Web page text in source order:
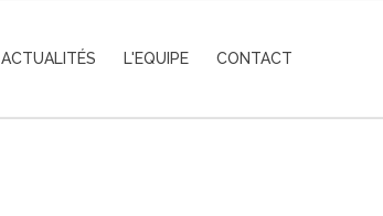
ACTUALITÉS L'EQUIPE CONTACT